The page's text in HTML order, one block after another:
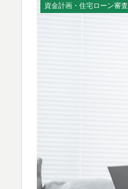
資金計画・住宅ローン審査